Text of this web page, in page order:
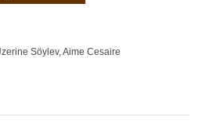
Söylev, Aime Cesaire